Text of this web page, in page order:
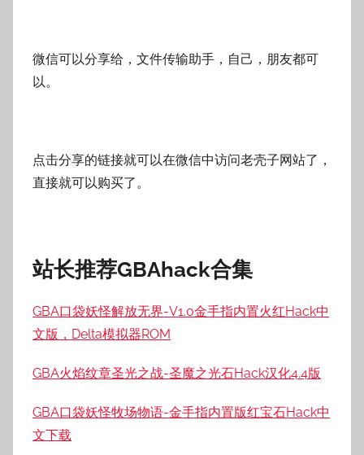
微信可以分享给，文件传输助手，自己，朋友都可
以。
点击分享的链接就可以在微信中访问老壳子网站了，
直接就可以购买了。
站长推荐GBAhack合集
GBA口袋妖怪解放无界-V1.0金手指内置火红Hack中
文版，Delta模拟器ROM
GBA火焰纹章圣光之战-圣魔之光石Hack汉化4.4版
GBA口袋妖怪牧场物语-金手指内置版红宝石Hack中
文下载